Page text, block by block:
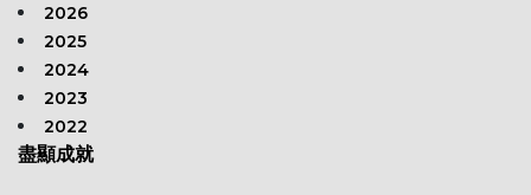
2026
2025
2024
2023
2022
盡顯成就